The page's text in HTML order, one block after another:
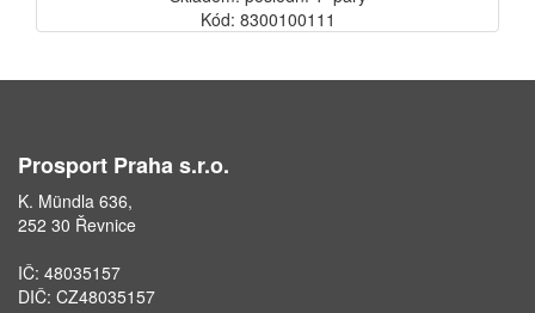
Kód: 8300100111
Prosport Praha s.r.o.
K. Mündla 636,
252 30 Řevnice
IČ: 48035157
DIČ: CZ48035157